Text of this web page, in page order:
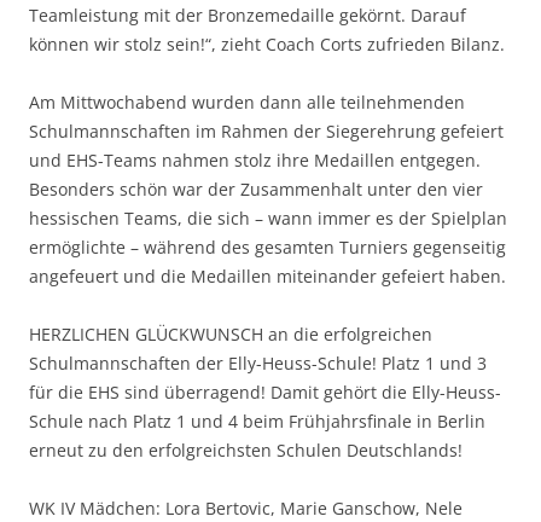
Teamleistung mit der Bronzemedaille gekörnt. Darauf
können wir stolz sein!“, zieht Coach Corts zufrieden Bilanz.
Am Mittwochabend wurden dann alle teilnehmenden
Schulmannschaften im Rahmen der Siegerehrung gefeiert
und EHS-Teams nahmen stolz ihre Medaillen entgegen.
Besonders schön war der Zusammenhalt unter den vier
hessischen Teams, die sich – wann immer es der Spielplan
ermöglichte – während des gesamten Turniers gegenseitig
angefeuert und die Medaillen miteinander gefeiert haben.
HERZLICHEN GLÜCKWUNSCH an die erfolgreichen
Schulmannschaften der Elly-Heuss-Schule! Platz 1 und 3
für die EHS sind überragend! Damit gehört die Elly-Heuss-
Schule nach Platz 1 und 4 beim Frühjahrsfinale in Berlin
erneut zu den erfolgreichsten Schulen Deutschlands!
WK IV Mädchen: Lora Bertovic, Marie Ganschow, Nele